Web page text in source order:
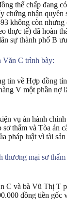
thế chấp đang
chứng nhận
không còn
thực tế) đã hoàn
sự thành phố B
Văn C trình bày:
tin về Hợp đồng
V một phần nợ
vụ án hành
thẩm và Tòa án
pháp luật vì tài
thương mại sơ
C và bà Vũ Thị T
đồng tiền gốc